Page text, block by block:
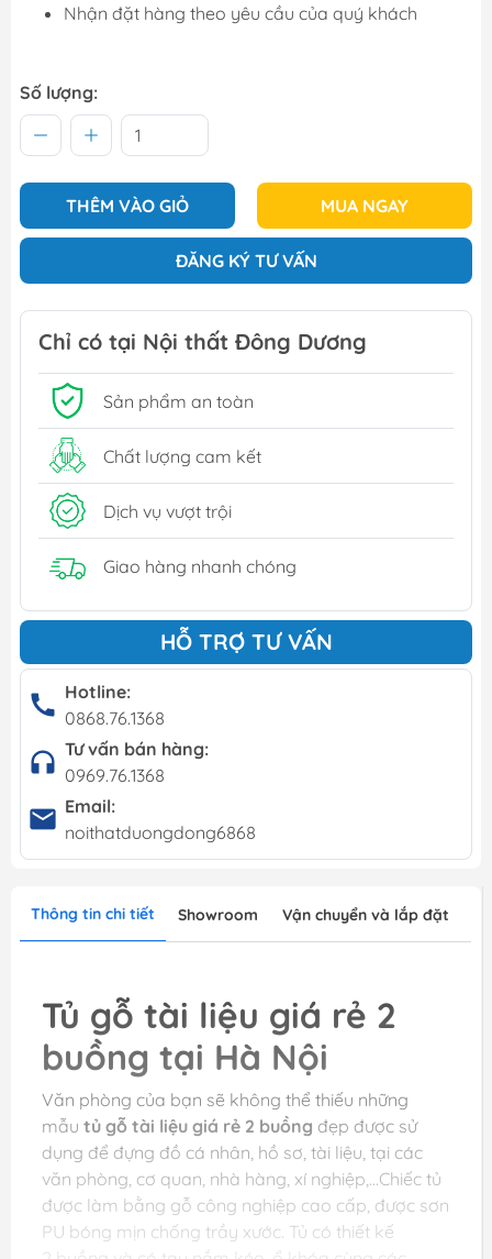
Nhận đặt hàng theo yêu cầu của quý khách
Số lượng:
THÊM VÀO GIỎ MUA NGAY
ĐĂNG KÝ TƯ VẤN
Chỉ có tại Nội thất Đông Dương
Sản phẩm an toàn
Chất lượng cam kết
Dịch vụ vượt trội
Giao hàng nhanh chóng
HỖ TRỢ TƯ VẤN
Hotline:
0868.76.1368
Tư vấn bán hàng:
0969.76.1368
Email:
noithatduongdong6868
Thông tin chi tiết Showroom Vận chuyển và lắp đặt
Tủ gỗ tài liệu giá rẻ 2
buồng tại Hà Nội
Văn phòng của bạn sẽ không thể thiếu những
mẫu tủ gỗ tài liệu giá rẻ 2 buồng đẹp được sử
dụng để đựng đồ cá nhân, hồ sơ, tài liệu, tại các
văn phòng, cơ quan, nhà hàng, xí nghiệp,…Chiếc tủ
được làm bằng gỗ công nghiệp cao cấp, được sơn
PU bóng mịn chống trầy xước. Tủ có thiết kế